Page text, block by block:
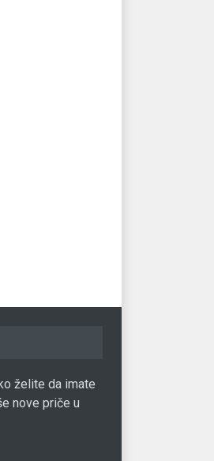
želite da imate
nove priče u